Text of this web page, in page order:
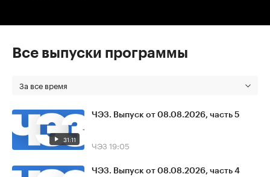
Все выпуски программы
За все время
31:11
ЧЭЗ. Выпуск от 08.08.2026, часть 5
ЧЭЗ 19:05
ЧЭЗ. Выпуск от 08.08.2026, часть 4